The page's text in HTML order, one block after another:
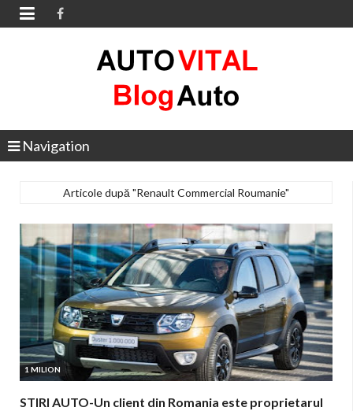

Navigation
Articole după "Renault Commercial Roumanie"
1 MILION
STIRI AUTO-Un client din Romania este proprietarul